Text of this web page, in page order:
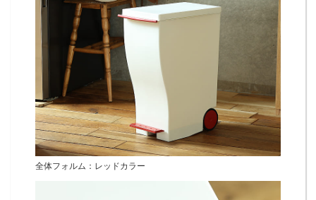
全体フォルム：レッドカラー